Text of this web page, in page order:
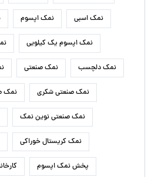
نمک اسبی نمک اپسوم
نمک اپسوم یک کیلویی
نمک دلچسب نمک صنعتی
نمک صنعتی شکری نمک
نمک صنعتی نوین نمک
نمک کریستال خوراکی
پخش نمک اپسوم